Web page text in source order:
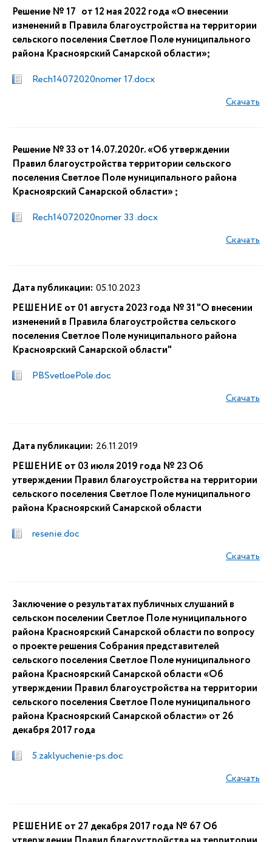
Решение № 17 от 12 мая 2022 года «О внесении
изменений в Правила благоустройства на территории
сельского поселения Светлое Поле муниципального
района Красноярский Самарской области»;
Rech14072020nomer 17.docx
Скачать
Решение № 33 от 14.07.2020г. «Об утверждении
Правил благоустройства территории сельского
поселения Светлое Поле муниципального района
Красноярский Самарской области» ;
Rech14072020nomer 33 .docx
Скачать
Дата публикации: 05.10.2023
РЕШЕНИЕ от 01 августа 2023 года № 31 "О внесении
изменений в Правила благоустройства сельского
поселения Светлое Поле муниципального района
Красноярский Самарской области"
PBSvetloePole.doc
Скачать
Дата публикации: 26.11.2019
РЕШЕНИЕ от 03 июля 2019 года № 23 Об
утверждении Правил благоустройства на территории
сельского поселения Светлое Поле муниципального
района Красноярский Самарской области
resenie.doc
Скачать
Заключение о результатах публичных слушаний в
сельском поселении Светлое Поле муниципального
района Красноярский Самарской области по вопросу
о проекте решения Собрания представителей
сельского поселения Светлое Поле муниципального
района Красноярский Самарской области «Об
утверждении Правил благоустройства на территории
сельского поселения Светлое Поле муниципального
района Красноярский Самарской области» от 26
декабря 2017 года
5.zaklyuchenie-ps.doc
Скачать
РЕШЕНИЕ от 27 декабря 2017 года № 67 Об